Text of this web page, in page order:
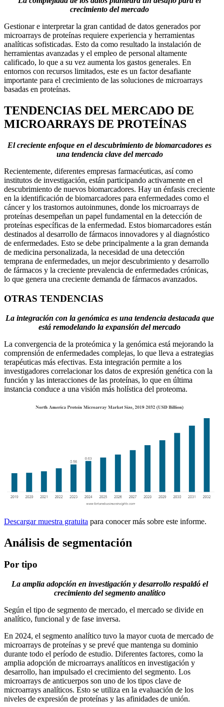
crecimiento del mercado
Gestionar e interpretar la gran cantidad de datos generados por
microarrays de proteínas requiere experiencia y herramientas
analíticas sofisticadas. Esto da como resultado la instalación de
herramientas avanzadas y el empleo de personal altamente
calificado, lo que a su vez aumenta los gastos generales. En
entornos con recursos limitados, este es un factor desafiante
importante para el crecimiento de las soluciones de microarrays
basadas en proteínas.
TENDENCIAS DEL MERCADO DE
MICROARRAYS DE PROTEÍNAS
El creciente enfoque en el descubrimiento de biomarcadores es
una tendencia clave del mercado
Recientemente, diferentes empresas farmacéuticas, así como
institutos de investigación, están participando activamente en el
descubrimiento de nuevos biomarcadores. Hay un énfasis creciente
en la identificación de biomarcadores para enfermedades como el
cáncer y los trastornos autoinmunes, donde los microarrays de
proteínas desempeñan un papel fundamental en la detección de
proteínas específicas de la enfermedad. Estos biomarcadores están
destinados al desarrollo de fármacos innovadores y al diagnóstico
de enfermedades. Esto se debe principalmente a la gran demanda
de medicina personalizada, la necesidad de una detección
temprana de enfermedades, un mejor descubrimiento y desarrollo
de fármacos y la creciente prevalencia de enfermedades crónicas,
lo que genera una creciente demanda de fármacos avanzados.
OTRAS TENDENCIAS
La integración con la genómica es una tendencia destacada que
está remodelando la expansión del mercado
La convergencia de la proteómica y la genómica está mejorando la
comprensión de enfermedades complejas, lo que lleva a estrategias
terapéuticas más efectivas. Esta integración permite a los
investigadores correlacionar los datos de expresión genética con la
función y las interacciones de las proteínas, lo que en última
instancia conduce a una visión más holística del proteoma.
Descargar muestra gratuita para conocer más sobre este informe.
Análisis de segmentación
Por tipo
La amplia adopción en investigación y desarrollo respaldó el
crecimiento del segmento analítico
Según el tipo de segmento de mercado, el mercado se divide en
analítico, funcional y de fase inversa.
En 2024, el segmento analítico tuvo la mayor cuota de mercado de
microarrays de proteínas y se prevé que mantenga su dominio
durante todo el período de estudio. Diferentes factores, como la
amplia adopción de microarrays analíticos en investigación y
desarrollo, han impulsado el crecimiento del segmento. Los
microarrays de anticuerpos son uno de los tipos clave de
microarrays analíticos. Esto se utiliza en la evaluación de los
niveles de expresión de proteínas y las afinidades de unión.